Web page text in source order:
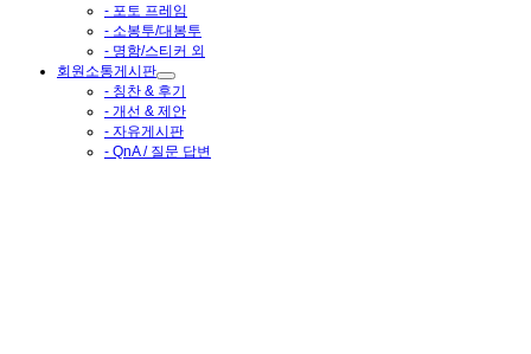
- 포토 프레임
- 소봉투/대봉투
- 명함/스티커 외
회원소통게시판
- 칭찬 & 후기
- 개선 & 제안
- 자유게시판
- QnA / 질문 답변